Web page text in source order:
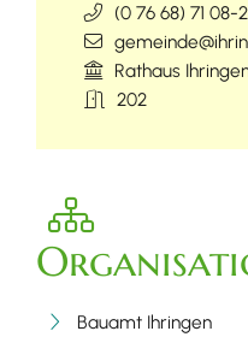
(0 76 68) 71 08-
Rathaus
202
Bauamt Ihringen